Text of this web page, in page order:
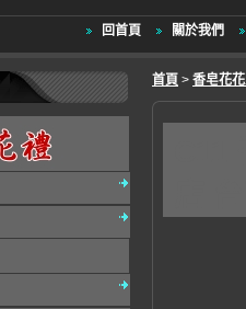
回首頁 關於我們
首頁 > 香皂花